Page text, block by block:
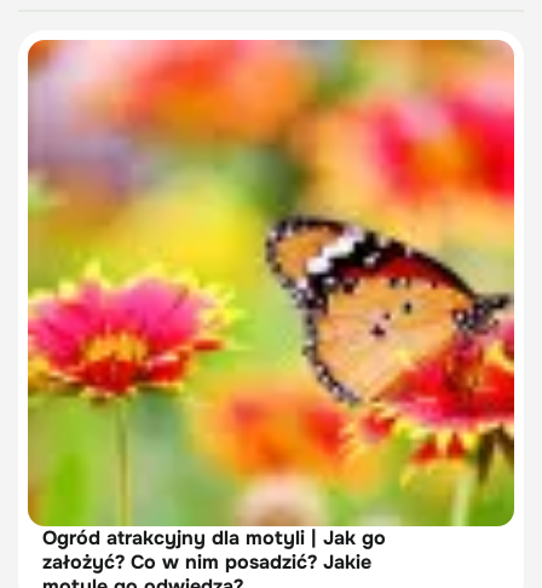
Ogród atrakcyjny dla motyli | Jak go
założyć? Co w nim posadzić? Jakie